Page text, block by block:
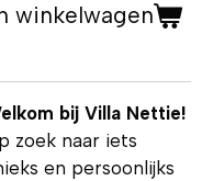
winkelwagen
bij Villa Nettie!
zoek naar iets
en persoonlijks